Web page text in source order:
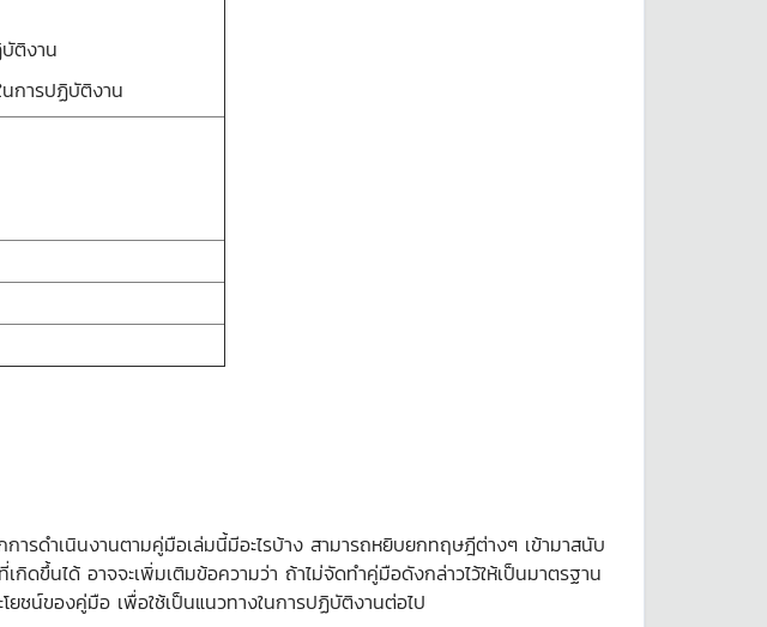
ติงาน
การปฏิบัติงาน
ำเนินงานตามคู่มือเล่มนี้มีอะไรบ้าง สามารถหยิบยกทฤษฎีต่างๆ เข้ามาสนับ
ขึ้นได้ อาจจะเพิ่มเติมข้อความว่า ถ้าไม่จัดทำคู่มือดังกล่าวไว้ให้เป็นมาตรฐาน
โยชน์ของคู่มือ เพื่อใช้เป็นแนวทางในการปฏิบัติงานต่อไป